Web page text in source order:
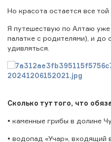
Но красота остается все той
Я путешествую по Алтаю уже
палатке с родителями), и до
удивляться.
Сколько тут того, что
• каменные грибы в долине
• водопад «Учар», входящий